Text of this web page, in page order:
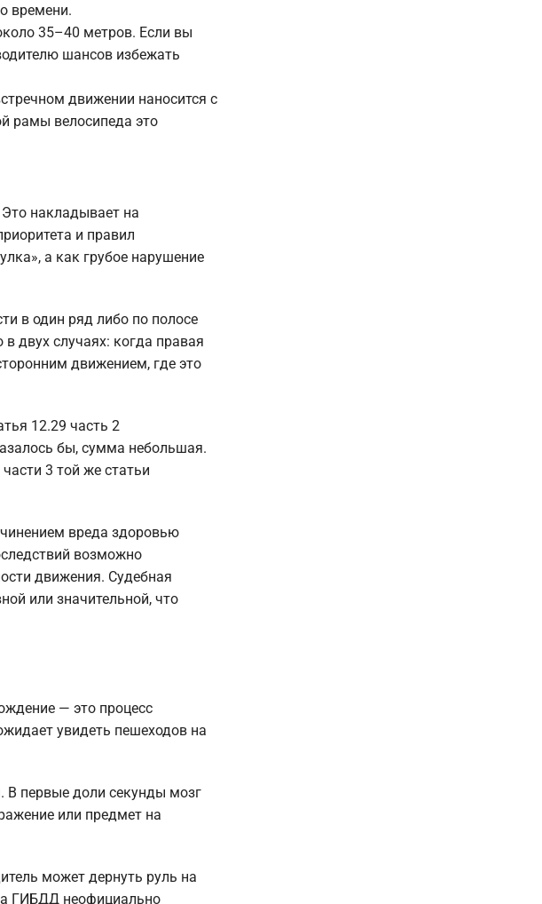
времени.
35–40 метров. Если вы
шансов избежать
движении наносится с
рамы велосипеда это
накладывает на
и правил
а как грубое нарушение
в один ряд либо по полосе
двух случаях: когда правая
движением, где это
12.29 часть 2
бы, сумма небольшая.
3 той же статьи
вреда здоровью
возможно
движения. Судебная
или значительной, что
— это процесс
увидеть пешеходов на
В первые доли секунды мозг
или предмет на
может дернуть руль на
ГИБДД неофициально